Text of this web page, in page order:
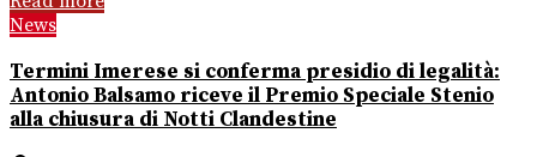
News
Termini Imerese si conferma presidio di legalità:
Antonio Balsamo riceve il Premio Speciale Stenio
alla chiusura di Notti Clandestine